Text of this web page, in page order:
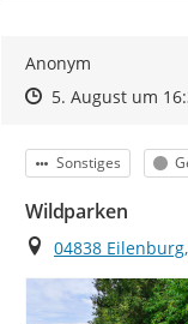
Anonym
Zeitpunkt des
Zeitpunkt des
5. August um
Kategorie
Sonstiges
Wildparken
Ort
04838